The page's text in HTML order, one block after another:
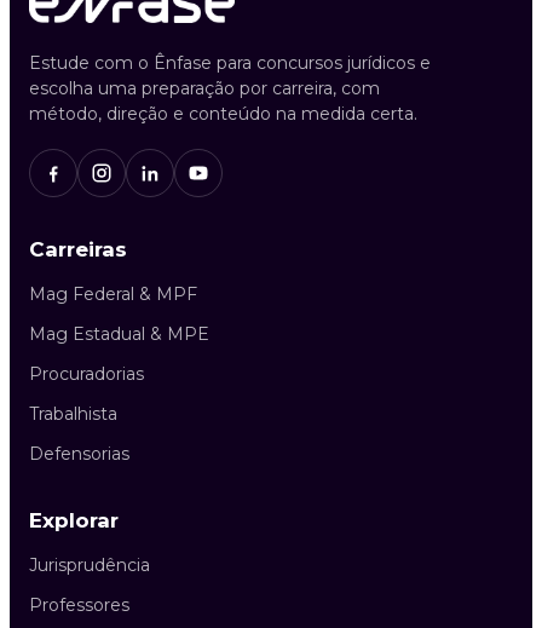
Estude com o Ênfase para concursos jurídicos e
escolha uma preparação por carreira, com
método, direção e conteúdo na medida certa.
Carreiras
Mag Federal & MPF
Mag Estadual & MPE
Procuradorias
Trabalhista
Defensorias
Explorar
Jurisprudência
Professores